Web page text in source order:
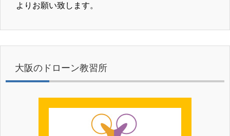
よりお願い致します。
大阪のドローン教習所